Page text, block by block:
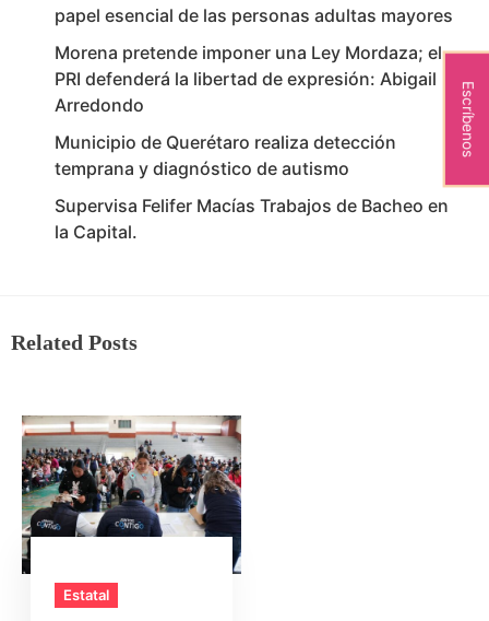
papel esencial de las personas adultas mayores
Morena pretende imponer una Ley Mordaza; el
PRI defenderá la libertad de expresión: Abigail
Arredondo
Municipio de Querétaro realiza detección
temprana y diagnóstico de autismo
Supervisa Felifer Macías Trabajos de Bacheo en
la Capital.
Related Posts
Estatal
Escríbenos